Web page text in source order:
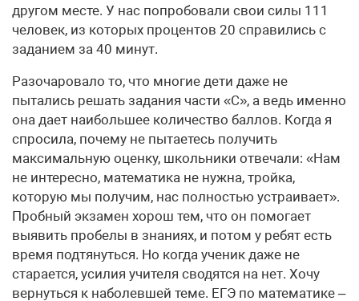
другом месте. У нас попробовали свои силы 111
человек, из которых процентов 20 справились с
заданием за 40 минут.
Разочаровало то, что многие дети даже не
пытались решать задания части «С», а ведь именно
она дает наибольшее количество баллов. Когда я
спросила, почему не пытаетесь получить
максимальную оценку, школьники отвечали: «Нам
не интересно, математика не нужна, тройка,
которую мы получим, нас полностью устраивает».
Пробный экзамен хорош тем, что он помогает
выявить пробелы в знаниях, и потом у ребят есть
время подтянуться. Но когда ученик даже не
старается, усилия учителя сводятся на нет. Хочу
вернуться к наболевшей теме. ЕГЭ по математике –